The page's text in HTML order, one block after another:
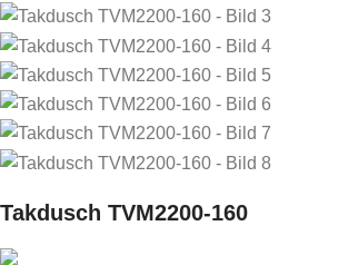
Takdusch TVM2200-160